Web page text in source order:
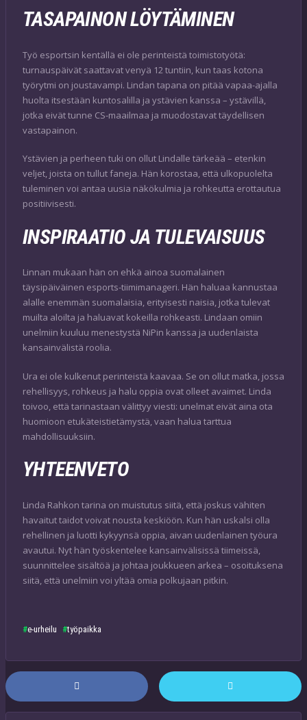
TASAPAINON LÖYTÄMINEN
Työ esportsin kentällä ei ole perinteistä toimistotyötä:
turnauspäivät saattavat venyä 12 tuntiin, kun taas kotona
työrytmi on joustavampi. Lindan tapana on pitää vapaa-ajalla
huolta itsestään kuntosalilla ja ystävien kanssa – ystävillä,
jotka eivät tunne CS-maailmaa ja muodostavat täydellisen
vastapainon.
Ystävien ja perheen tuki on ollut Lindalle tärkeää – etenkin
veljet, joista on tullut faneja. Hän korostaa, että ulkopuolelta
tuleminen voi antaa uusia näkökulmia ja rohkeutta erottautua
positiivisesti.
INSPIRAATIO JA TULEVAISUUS
Linnan mukaan hän on ehkä ainoa suomalainen
täysipäiväinen esports-tiimimanageri. Hän haluaa kannustaa
alalle enemmän suomalaisia, erityisesti naisia, jotka tulevat
muilta aloilta ja haluavat kokeilla rohkeasti. Lindaan omiin
unelmiin kuuluu menestystä NiPin kanssa ja uudenlaista
kansainvälistä roolia.
Ura ei ole kulkenut perinteistä kaavaa. Se on ollut matka, jossa
rehellisyys, rohkeus ja halu oppia ovat olleet avaimet. Linda
toivoo, että tarinastaan välittyy viesti: unelmat eivät aina ota
huomioon etukäteistietämystä, vaan halua tarttua
mahdollisuuksiin.
YHTEENVETO
Linda Rahkon tarina on muistutus siitä, että joskus vähiten
havaitut taidot voivat nousta keskiöön. Kun hän uskalsi olla
rehellinen ja luotti kykyynsä oppia, aivan uudenlainen työura
avautui. Nyt hän työskentelee kansainvälisissä tiimeissä,
suunnittelee sisältöä ja johtaa joukkueen arkea – osoituksena
siitä, että unelmiin voi yltää omia polkujaan pitkin.
e-urheilu työpaikka